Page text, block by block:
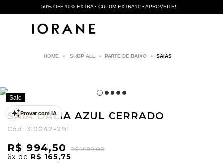
50% OFF 10% EXTRA • CUPOM EXTRA10 • APROVEITE!
SHOP ALL PARTE DE BAIXO SAIAS
Provar com IA
Sale
SAIA DÁLIA AZUL CERRADO
Cód: 310042-291
R$ 994,50 R$ 1.989,00
6x de R$ 165,75